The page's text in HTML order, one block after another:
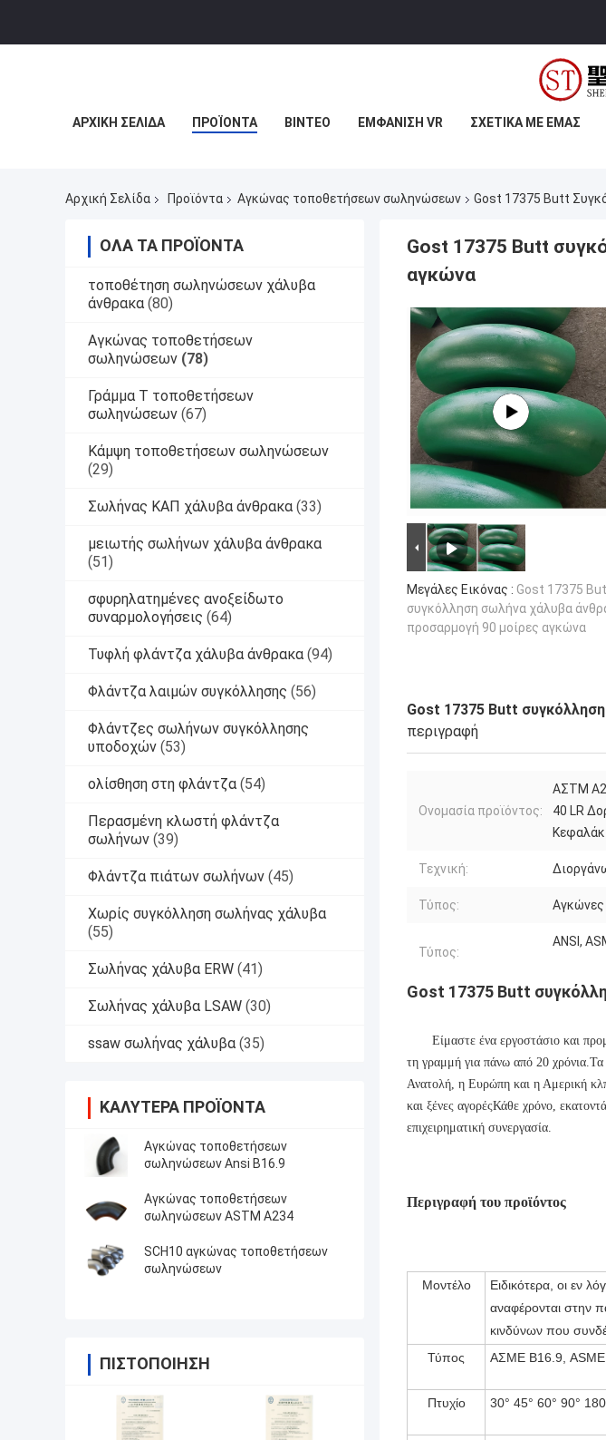
ΑΡΧΙΚΉ ΣΕΛΊΔΑ ΠΡΟΪΌΝΤΑ ΒΊΝΤΕΟ ΕΜΦΆΝΙΣΗ VR ΣΧΕΤΙΚΆ ΜΕ ΕΜΆΣ
Αρχική Σελίδα Προϊόντα Αγκώνας τοποθετήσεων σωληνώσεων Gost 17375 Butt
ΌΛΑ ΤΑ ΠΡΟΪΌΝΤΑ
τοποθέτηση σωληνώσεων χάλυβα
άνθρακα (80)
Αγκώνας τοποθετήσεων
σωληνώσεων (78)
Γράμμα Τ τοποθετήσεων
σωληνώσεων (67)
Κάμψη τοποθετήσεων σωληνώσεων
(29)
Σωλήνας ΚΑΠ χάλυβα άνθρακα (33)
μειωτής σωλήνων χάλυβα άνθρακα
(51)
σφυρηλατημένες ανοξείδωτο
συναρμολογήσεις (64)
Τυφλή φλάντζα χάλυβα άνθρακα (94)
Φλάντζα λαιμών συγκόλλησης (56)
Φλάντζες σωλήνων συγκόλλησης
υποδοχών (53)
ολίσθηση στη φλάντζα (54)
Περασμένη κλωστή φλάντζα
σωλήνων (39)
Φλάντζα πιάτων σωλήνων (45)
Χωρίς συγκόλληση σωλήνας χάλυβα
(55)
Σωλήνας χάλυβα ERW (41)
Σωλήνας χάλυβα LSAW (30)
ssaw σωλήνας χάλυβα (35)
ΚΑΛΎΤΕΡΑ ΠΡΟΪΌΝΤΑ
Αγκώνας τοποθετήσεων
σωληνώσεων Ansi B16.9
Αγκώνας τοποθετήσεων
σωληνώσεων ASTM A234
SCH10 αγκώνας τοποθετήσεων
σωληνώσεων
ΠΙΣΤΟΠΟΊΗΣΗ
Gost 17375 Butt
αγκώνα
Μεγάλες Εικόνας : Gost 17375
συγκόλληση σωλήνα χάλυβα
προσαρμογή 90 μοίρες αγκώνα
Gost 17375 Butt
περιγραφή
Ονομασία προϊόντος:
ΑΣTM
40 LR
Τεχνική:
Τύπος: Αγκώνες
Τύπος:
ANSI,
Gost 17375 Butt
Είμαστε ένα εργοστάσιο και
τη γραμμή για πάνω από 20
Ανατολή, η Ευρώπη και η Αμερική
και ξένες αγορέςΚάθε χρόνο,
επιχειρηματική συνεργασία.
Περιγραφή του προϊόντος
Μοντέλο
Ειδικότερα, οι εν
αναφέρονται στην
κινδύνων που
Τύπος
ΑΣΜΕ Β16.9, ASME
Πτυχίο 30° 45° 60° 90°